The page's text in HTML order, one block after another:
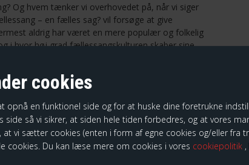
cookies
en funktionel side og for at huske dine foretrukne
side så vi sikrer, at siden hele tiden forbedres, og at vores
at vi sætter cookies (enten i form af egne cookies og/eller fra
cookies. Du kan læse mere om cookies i vores cookiepolitik
Og hvem tænker vi overhovedet på, når vi siger
– en fælles sag? vil forsøge at give
aldrig har været en mere populær og folkelig
i hvor høj grad fællessangskulturen skaber sine